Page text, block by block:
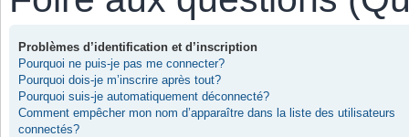
Problèmes d’identification et d’inscription
Pourquoi ne puis-je pas me connecter?
Pourquoi dois-je m’inscrire après tout?
Pourquoi suis-je automatiquement déconnecté?
Comment empêcher mon nom d’apparaître dans la liste des utilisateurs
connectés?